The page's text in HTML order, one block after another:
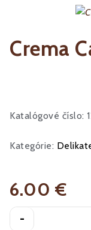
Crema
Katalógové číslo:
Kategórie:
6.00 €
-